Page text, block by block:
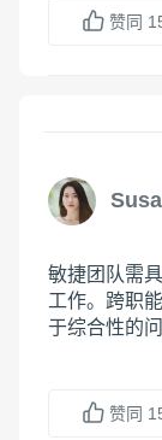
赞同
敏捷团队需
工作。跨职
于综合性的
赞同